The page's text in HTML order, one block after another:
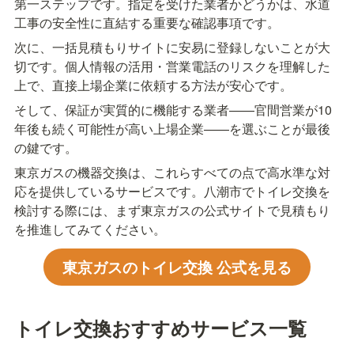
第一ステップです。指定を受けた業者かどうかは、水道
工事の安全性に直結する重要な確認事項です。
次に、一括見積もりサイトに安易に登録しないことが大
切です。個人情報の活用・営業電話のリスクを理解した
上で、直接上場企業に依頼する方法が安心です。
そして、保証が実質的に機能する業者——官間営業が10
年後も続く可能性が高い上場企業——を選ぶことが最後
の鍵です。
東京ガスの機器交換は、これらすべての点で高水準な対
応を提供しているサービスです。八潮市でトイレ交換を
検討する際には、まず東京ガスの公式サイトで見積もり
を推進してみてください。
東京ガスのトイレ交換 公式を見る
トイレ交換おすすめサービス一覧